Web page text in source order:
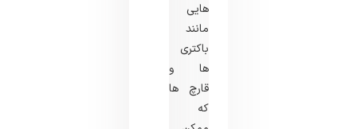
هایی
مانند
باکتری
ها و
قارچ ها
که